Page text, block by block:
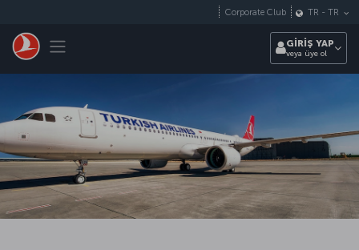
Toggle navigation
Corporate Club TR - TR
GİRİŞ YAP
veya üye ol